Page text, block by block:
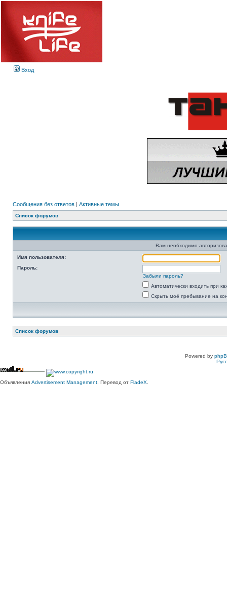
Вход
Сообщения без ответов | Активные темы
Список форумов
Вам необходимо
Имя пользователя:
Пароль:
Забыли пароль?
Автоматически входить при
Скрыть моё пребывание на
Список форумов
Powered by
Объявления Advertisement Management . Перевод от FladeX